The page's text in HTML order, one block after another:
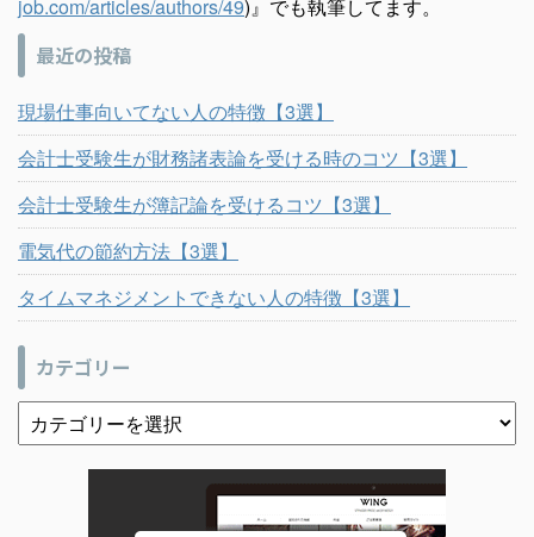
job.com/articles/authors/49)』でも執筆してます。
最近の投稿
現場仕事向いてない人の特徴【3選】
会計士受験生が財務諸表論を受ける時のコツ【3選】
会計士受験生が簿記論を受けるコツ【3選】
電気代の節約方法【3選】
タイムマネジメントできない人の特徴【3選】
カテゴリー